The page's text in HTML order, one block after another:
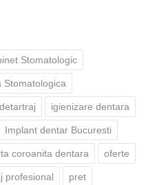
Stomatologic
Stomatologica
detartraj igienizare dentara
Implant dentar Bucuresti
coroanita dentara oferte
profesional pret